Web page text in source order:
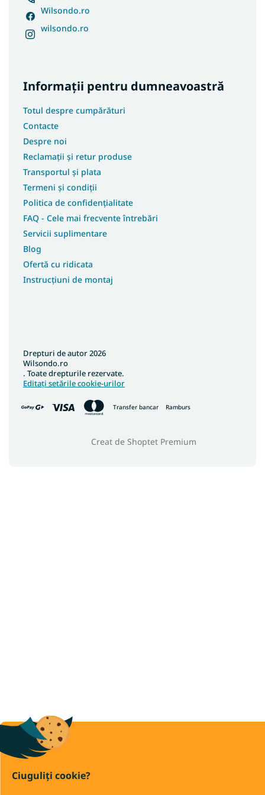
Ciuguliți cookie?
Wilsondo.ro
wilsondo.ro
Informații pentru dumneavoastră
Totul despre cumpărături
Contacte
Despre noi
Reclamații și retur produse
Transportul și plata
Termeni și condiții
Politica de confidențialitate
FAQ - Cele mai frecvente întrebări
Servicii suplimentare
Blog
Ofertă cu ridicata
Instrucțiuni de montaj
Transfer bancar Ramburs
Creat de Shoptet Premium
Drepturi de autor 2026
Wilsondo.ro
. Toate drepturile rezervate.
Editați setările cookie-urilor